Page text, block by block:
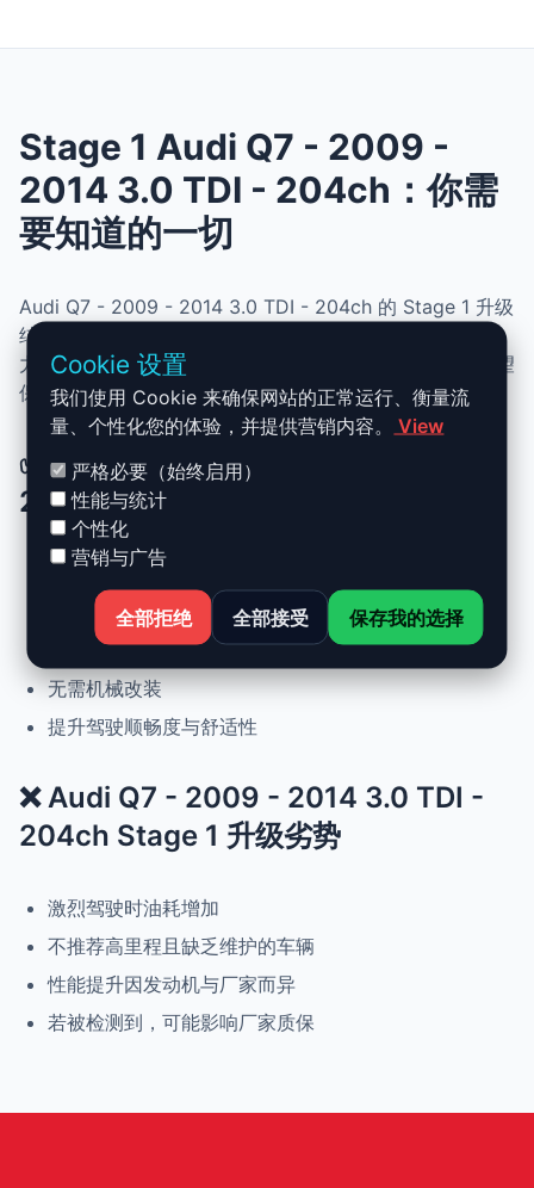
Stage 1 Audi Q7 - 2009 -
2014 3.0 TDI - 204ch：你需
要知道的一切
Audi Q7 - 2009 - 2014 3.0 TDI - 204ch 的 Stage 1 升级
结合了性能、安全与简便性。无需机械改动，即可提升动
力、扭矩并优化油耗。非常适合追求更灵敏驾驶体验且希望
保持原厂可靠性的车主。
✅ Audi Q7 - 2009 - 2014 3.0 TDI -
204ch Stage 1 升级优势
动力提升高达 +30%，扭矩提升 +25%
正常驾驶下优化油耗
可随时恢复原厂设置
无需机械改装
提升驾驶顺畅度与舒适性
❌ Audi Q7 - 2009 - 2014 3.0 TDI -
204ch Stage 1 升级劣势
激烈驾驶时油耗增加
不推荐高里程且缺乏维护的车辆
性能提升因发动机与厂家而异
若被检测到，可能影响厂家质保
Cookie 设置
我们使用 Cookie 来确保网站的正常运行、衡量流
量、个性化您的体验，并提供营销内容。
View
严格必要（始终启用）
性能与统计
个性化
营销与广告
全部拒绝 全部接受 保存我的选择